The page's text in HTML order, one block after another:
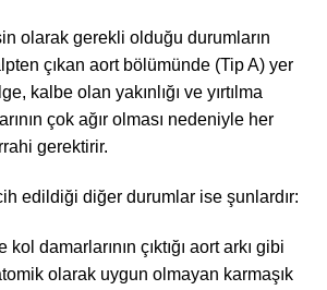
olarak gerekli olduğu durumların
çıkan aort bölümünde (Tip A) yer
kalbe olan yakınlığı ve yırtılma
çok ağır olması nedeniyle her
gerektirir.
edildiği diğer durumlar ise şunlardır:
damarlarının çıktığı aort arkı gibi
olarak uygun olmayan karmaşık